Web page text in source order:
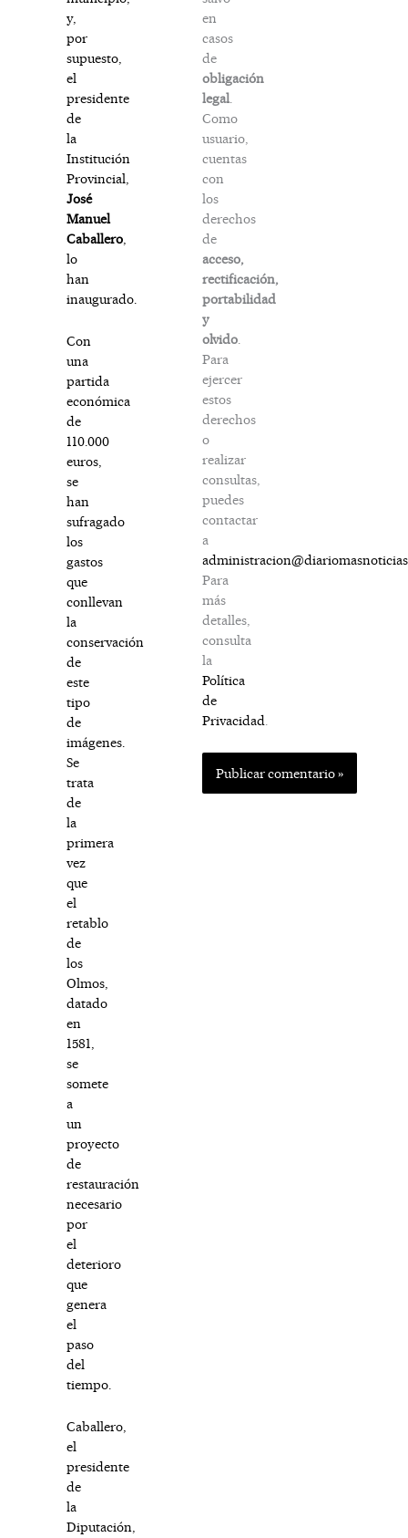
y,
por
supuesto,
el
presidente
de
la
Institución
Provincial,
José
Manuel
Caballero,
lo
han
inaugurado.
Con
una
partida
económica
de
110.000
euros,
se
han
sufragado
los
gastos
que
conllevan
la
conservación
de
este
tipo
de
imágenes.
Se
trata
de
la
primera
vez
que
el
retablo
de
los
Olmos,
datado
en
1581,
se
somete
a
un
proyecto
de
restauración
necesario
por
el
deterioro
que
genera
el
paso
del
tiempo.
Caballero,
el
presidente
de
la
Diputación,
en
casos
de
obligación
legal.
Como
usuario,
cuentas
con
los
derechos
de
acceso,
rectificación,
portabilidad
y
olvido.
Para
ejercer
estos
derechos
o
realizar
consultas,
puedes
contactar
a
Para
más
detalles,
consulta
la
Política
de
Privacidad